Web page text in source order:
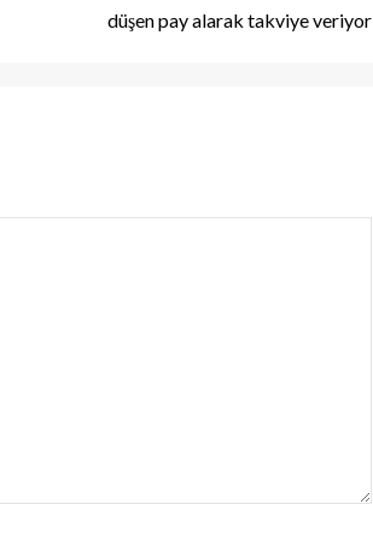
düşen pay alarak takviye veriyor